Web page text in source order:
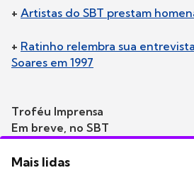
+ Artistas do SBT prestam
+ Ratinho relembra sua
Soares em 1997
Troféu Imprensa
Em breve, no SBT
Mais lidas